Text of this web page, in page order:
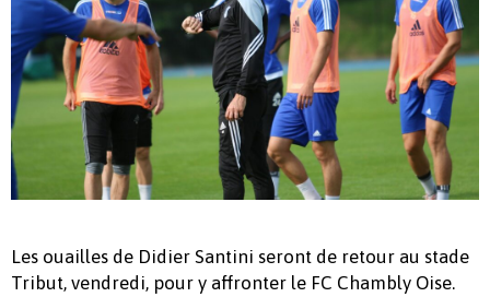
Les ouailles de Didier Santini seront de retour au stade
Tribut, vendredi, pour y affronter le FC Chambly Oise.